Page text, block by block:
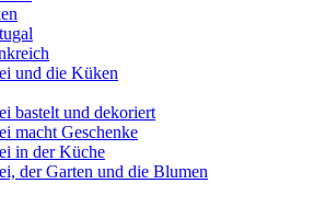
und die Küken
bastelt und dekoriert
macht Geschenke
in der Küche
der Garten und die Blumen